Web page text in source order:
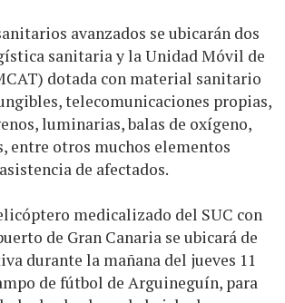
avanzados se ubicarán dos
sanitaria y la Unidad Móvil de
dotada con material sanitario
telecomunicaciones propias,
luminarias, balas de oxígeno,
entre otros muchos elementos
de afectados.
medicalizado del SUC con
de Gran Canaria se ubicará de
durante la mañana del jueves 11
de fútbol de Arguineguín, para